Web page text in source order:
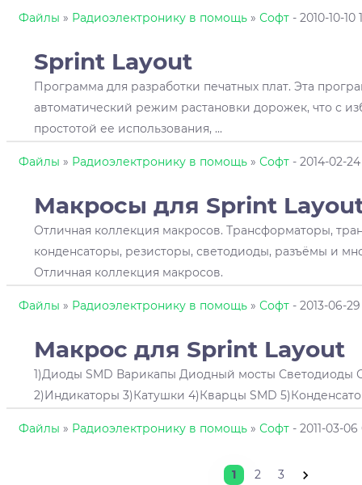
Файлы » Радиоэлектронику в помощь » Софт - 2010-10-10
Sprint Layout
Программа для разработки печатных плат. Эта
автоматический режим растановки дорожек, что с
простотой ее использования, ...
Файлы » Радиоэлектронику в помощь » Софт - 2014-02-24
Макросы для Sprint
Отличная коллекция макросов. Трансформаторы,
конденсаторы, резисторы, светодиоды, разъёмы и
Отличная коллекция макросов.
Файлы » Радиоэлектронику в помощь » Софт - 2013-06-
Макрос для Sprint Layout
1)Диоды SMD Варикапы Диодный мосты Светодиоды
2)Индикаторы 3)Катушки 4)Кварцы SMD
Файлы » Радиоэлектронику в помощь » Софт - 2011-03-06
1 2 3